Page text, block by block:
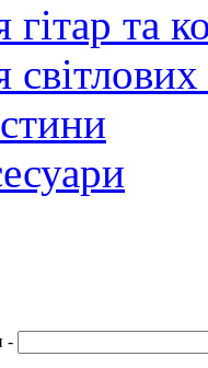
гітар та
-